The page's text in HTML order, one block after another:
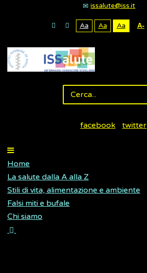
issalute@iss.it
Aa Aa Aa A-
facebook twitter
Home
La salute dalla A alla Z
Stili di vita, alimentazione e ambiente
Falsi miti e bufale
Chi siamo